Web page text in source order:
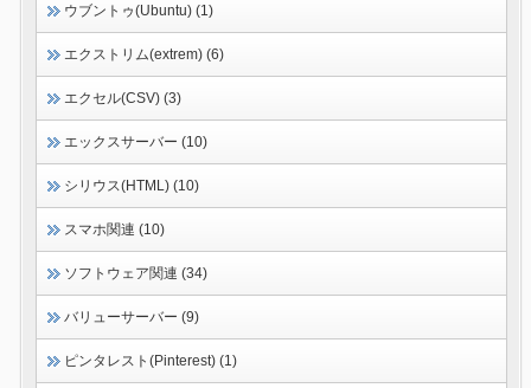
ウブントゥ(Ubuntu) (1)
エクストリム(extrem) (6)
エクセル(CSV) (3)
エックスサーバー (10)
シリウス(HTML) (10)
スマホ関連 (10)
ソフトウェア関連 (34)
バリューサーバー (9)
ピンタレスト(Pinterest) (1)